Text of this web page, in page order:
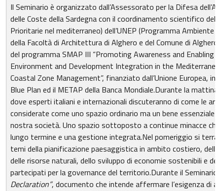
Il Seminario è organizzato dall’Assessorato per la Difesa
delle Coste della Sardegna con il coordinamento scientifico del
Prioritarie nel mediterraneo) dell’UNEP (Programma Ambiente
della Facoltà di Architettura di Alghero e del Comune di
del programma SMAP III “Promoting Awareness and Enabling
Environment and Development Integration in the
Coastal Zone Management”, finanziato dall’Unione Europea,
Blue Plan ed il METAP della Banca Mondiale.Durante la
dove esperti italiani e internazionali discuteranno di come le
considerate come uno spazio ordinario ma un bene essenziale
nostra società. Uno spazio sottoposto a continue minacce
lungo termine e una gestione integrata.Nel pomeriggio si
temi della pianificazione paesaggistica in ambito costiero,
delle risorse naturali, dello sviluppo di economie sostenibili e
partecipati per la governance del territorio.Durante il
Declaration”, documento che intende affermare l’esigenza di